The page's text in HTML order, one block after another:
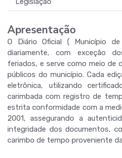
Apresentação
O Diário Oficial ( Município
diariamente, com exceção
feriados, e serve como meio de
públicos do município. Cada
eletrônica, utilizando
carimbada com registro de
estrita conformidade com a
2001, assegurando a
integridade dos documentos,
carimbo de tempo proveniente